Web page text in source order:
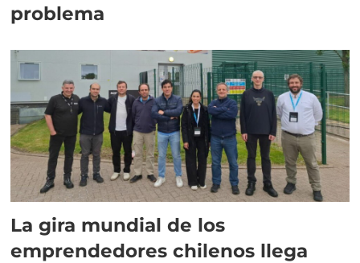
problema
La gira mundial de los
emprendedores chilenos llega